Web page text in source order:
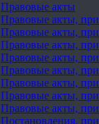
Правовые акты
Правовые акты,
Правовые акты,
Правовые акты,
Правовые акты,
Правовые акты,
Правовые акты,
Правовые акты,
Правовые акты,
Постановления,